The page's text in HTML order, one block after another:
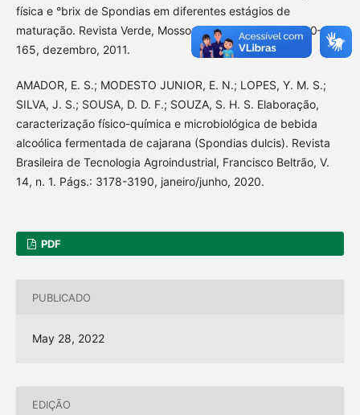
física e °brix de Spondias em diferentes estágios de
maturação. Revista Verde, Mossoró, V. 6, n. 5. Págs.: 160–
165, dezembro, 2011.
AMADOR, E. S.; MODESTO JUNIOR, E. N.; LOPES, Y. M. S.;
SILVA, J. S.; SOUSA, D. D. F.; SOUZA, S. H. S. Elaboração,
caracterização físico-química e microbiológica de bebida
alcoólica fermentada de cajarana (Spondias dulcis). Revista
Brasileira de Tecnologia Agroindustrial, Francisco Beltrão, V.
14, n. 1. Págs.: 3178-3190, janeiro/junho, 2020.
PDF
PUBLICADO
May 28, 2022
EDIÇÃO